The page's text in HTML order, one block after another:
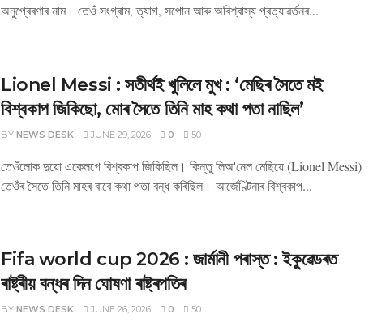
অনুপ্ৰেৰণাৰ নাম। তেওঁ সংগ্ৰাম, ত্যাগ, সপোন আৰু অবিশ্বাস্য প্ৰত্যাৱৰ্তনৰ...
Lionel Messi : সতীৰ্থই খুলিলে মুখ : ‘মেছিৰ সৈতে মই
বিশ্বকাপ জিকিছো, মোৰ সৈতে তিনি মাহ কথা পতা নাছিল’
BY NEWS DESK JUNE 29, 2026 0 50
তেওঁলোক দুয়ো একেলগে বিশ্বকাপ জিকিছিল। কিন্তু লিঅ'নেল মেছিয়ে (Lionel Messi)
তেওঁৰ সৈতে তিনি মাহৰ বাবে কথা পতা বন্ধ কৰিছিল। আৰ্জেণ্টিনাৰ বিশ্বকাপ...
Fifa world cup 2026 : জাৰ্মানী পৰাস্ত : ইকুৱেডৰত
ৰাষ্ট্ৰীয় বন্ধৰ দিন ঘোষণা ৰাষ্ট্ৰপতিৰ
BY NEWS DESK JUNE 26, 2026 0 50